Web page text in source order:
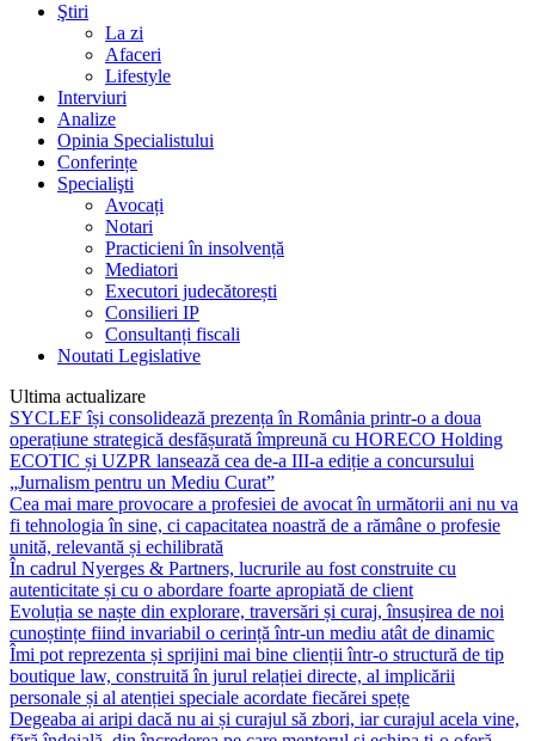
Ştiri
La zi
Afaceri
Lifestyle
Interviuri
Analize
Opinia Specialistului
Conferințe
Specialişti
Avocați
Notari
Practicieni în insolvență
Mediatori
Executori judecătorești
Consilieri IP
Consultanți fiscali
Noutati Legislative
Ultima actualizare
SYCLEF își consolidează prezența în România printr-o a doua
operațiune strategică desfășurată împreună cu HORECO Holding
ECOTIC și UZPR lansează cea de-a III-a ediție a concursului
„Jurnalism pentru un Mediu Curat”
Cea mai mare provocare a profesiei de avocat în următorii ani nu va
fi tehnologia în sine, ci capacitatea noastră de a rămâne o profesie
unită, relevantă și echilibrată
În cadrul Nyerges & Partners, lucrurile au fost construite cu
autenticitate și cu o abordare foarte apropiată de client
Evoluția se naște din explorare, traversări și curaj, însușirea de noi
cunoștințe fiind invariabil o cerință într-un mediu atât de dinamic
Îmi pot reprezenta și sprijini mai bine clienții într-o structură de tip
boutique law, construită în jurul relației directe, al implicării
personale și al atenției speciale acordate fiecărei spețe
Degeaba ai aripi dacă nu ai și curajul să zbori, iar curajul acela vine,